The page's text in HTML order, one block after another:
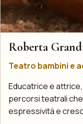
Roberta
Teatro bambini e
Educatrice e
percorsi teatrali
espressività e